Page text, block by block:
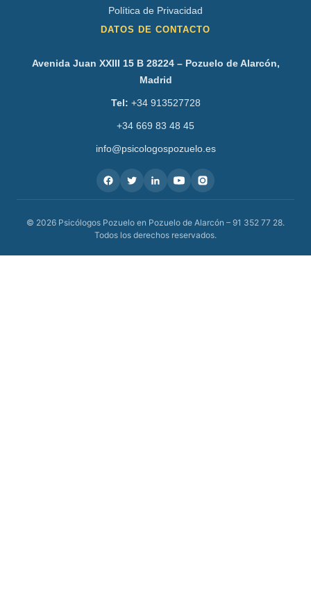
Política de Privacidad
DATOS DE CONTACTO
Avenida Juan XXIII 15 B 28224 – Pozuelo de Alarcón,
Madrid
Tel: +34 913527728
+34 669 83 48 45
info@psicologospozuelo.es
© 2026 Psicólogos Pozuelo en Pozuelo de Alarcón – 91 352 77 28.
Todos los derechos reservados.